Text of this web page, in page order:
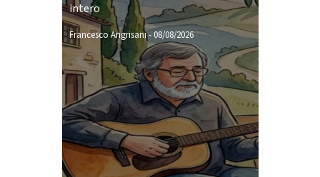
intero
Francesco Angrisani-08/08/2026